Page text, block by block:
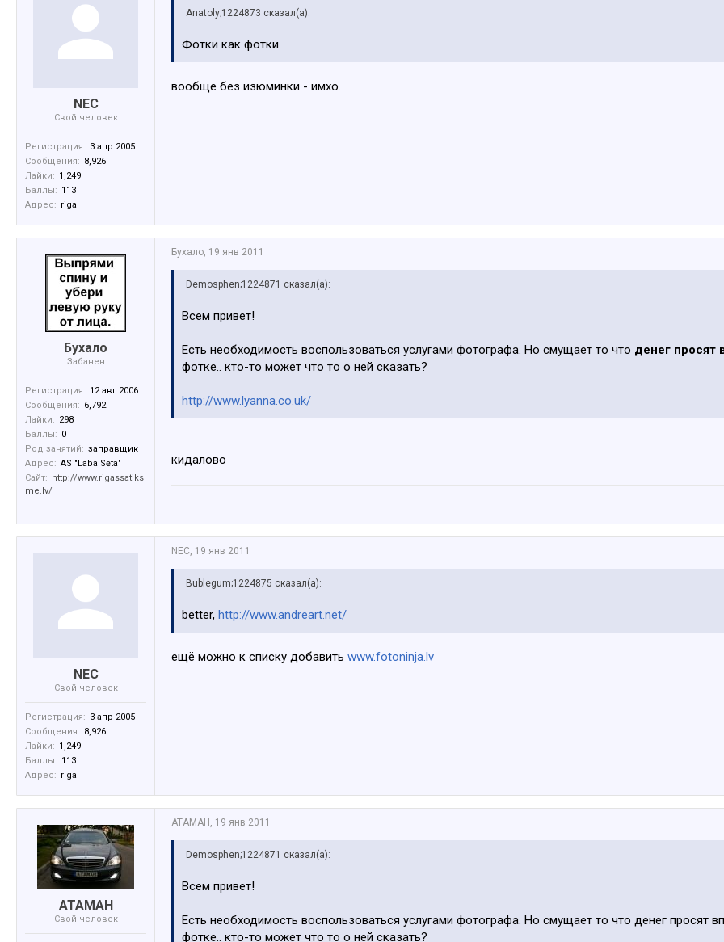
NEC
Свой человек
Регистрация: 3 апр 2005
Сообщения: 8,926
Лайки: 1,249
Баллы: 113
Адрес: riga
Anatoly;1224873 сказал(а):
Фотки как фотки
вообще без изюминки - имхо.
Бухало
Забанен
Регистрация: 12 авг 2006
Сообщения: 6,792
Лайки: 298
Баллы: 0
Род занятий: заправщик
Адрес: AS "Laba Sēta"
Сайт:
http://www.rigassatiks
me.lv/
Бухало, 19 янв 2011
Demosphen;1224871 сказал(а):
Всем привет!
Есть необходимость воспользоваться услугами фотографа. Но смущает то что денег просят
фотке.. кто-то может что то о ней сказать?
http://www.lyanna.co.uk/
кидалово
NEC
Свой человек
Регистрация: 3 апр 2005
Сообщения: 8,926
Лайки: 1,249
Баллы: 113
Адрес: riga
NEC, 19 янв 2011
Bublegum;1224875 сказал(а):
better, http://www.andreart.net/
ещё можно к списку добавить www.fotoninja.lv
АТАМАН
Свой человек
АТАМАН , 19 янв 2011
Demosphen;1224871 сказал(а):
Всем привет!
Есть необходимость воспользоваться услугами фотографа. Но смущает то что денег просят
фотке.. кто-то может что то о ней сказать?